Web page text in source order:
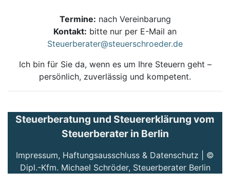
Termine: nach Vereinbarung
Kontakt: bitte nur per E-Mail an
Steuerberater@steuerschroeder.de
Ich bin für Sie da, wenn es um Ihre Steuern geht –
persönlich, zuverlässig und kompetent.
Steuerberatung und Steuererklärung vom
Steuerberater in Berlin
Impressum, Haftungsausschluss & Datenschutz | ©
Dipl.-Kfm. Michael Schröder, Steuerberater Berlin